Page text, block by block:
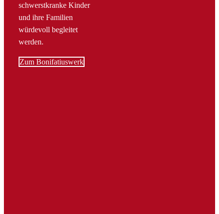
schwerstkranke Kinder
und ihre Familien
würdevoll begleitet
werden.
Zum Bonifatiuswerk